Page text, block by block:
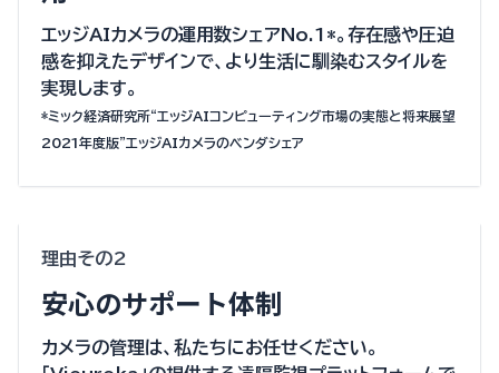
エッジAIカメラの運用数シェアNo.1*。存在感や圧迫
感を抑えたデザインで、より生活に馴染むスタイルを
実現します。
*ミック経済研究所“エッジAIコンピューティング市場の実態と将来展望
2021年度版”エッジAIカメラのベンダシェア
理由その2
安心のサポート体制
カメラの管理は、私たちにお任せください。